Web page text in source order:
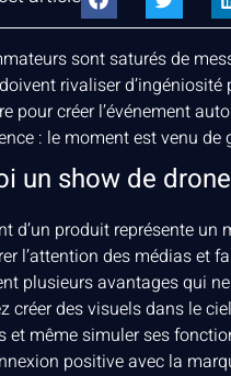
sont saturés de
rivaliser
pour créer l’événement
: le moment est venu
un show de
d’un produit représente un
l’attention des médias et
plusieurs avantages qui
créer des visuels dans le
et même simuler ses
positive avec la